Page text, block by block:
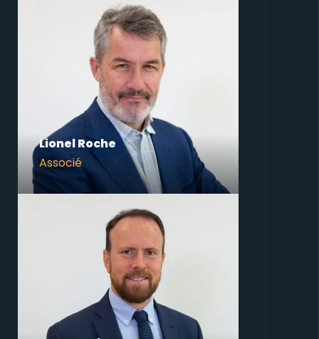
Lionel Roche
Associé